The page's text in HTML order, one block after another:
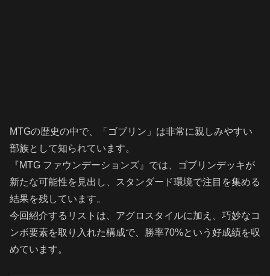
MTGの歴史の中で、「ゴブリン」は非常に親しみやすい
部族として知られています。
『MTG ファウンデーションズ』では、ゴブリンデッキが
新たな可能性を見出し、スタンダード環境で注目を集める
結果を残しています。
今回紹介するリストは、アグロスタイルに加え、巧妙なコ
ンボ要素を取り入れた構成で、勝率70%という好成績を収
めています。